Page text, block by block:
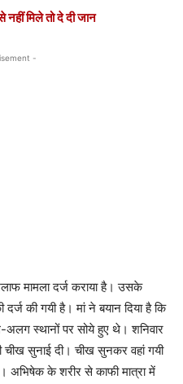
मिले तो दे दी जान
-
मामला दर्ज कराया है। उसके
की गयी है। मां ने बयान दिया है कि
स्थानों पर सोये हुए थे। शनिवार
सुनाई दी। चीख सुनकर वहां गयी
अभिषेक के शरीर से काफी मात्रा में